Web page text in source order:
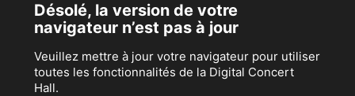
Désolé, la version de votre
navigateur n’est pas à jour
Veuillez mettre à jour votre navigateur pour utiliser
toutes les fonctionnalités de la Digital Concert
Hall.